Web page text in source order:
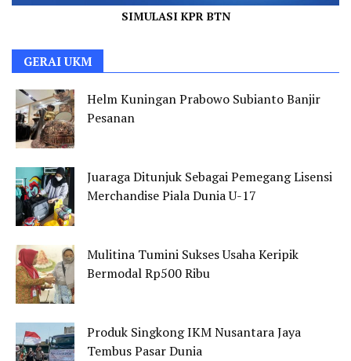
SIMULASI KPR BTN
GERAI UKM
Helm Kuningan Prabowo Subianto Banjir
Pesanan
Juaraga Ditunjuk Sebagai Pemegang Lisensi
Merchandise Piala Dunia U-17
Mulitina Tumini Sukses Usaha Keripik
Bermodal Rp500 Ribu
Produk Singkong IKM Nusantara Jaya
Tembus Pasar Dunia